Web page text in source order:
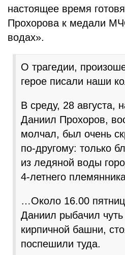
настоящее время
Прохорова к медали
водах».
О трагедии,
герое писали наши
В среду, 28 августа,
Даниил Прохоров,
молчал, был очень
по-другому: только
из ледяной воды
4-летнего
…Около 16.00
Даниил рыбачил
кирпичной башни,
поспешили туда.